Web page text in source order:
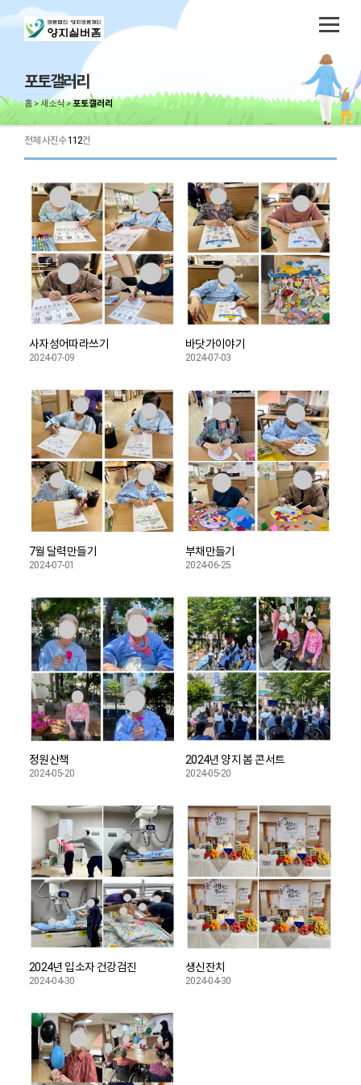
포토갤러리
홈 새소식 포토갤러리
전체 사진수112건
사자성어따라쓰기
2024-07-09
바닷가이야기
2024-07-03
7월 달력만들기
2024-07-01
부채만들기
2024-06-25
정원산책
2024-05-20
2024년 양지 봄 콘서트
2024-05-20
2024년 입소자 건강검진
2024-04-30
생신잔치
2024-04-30